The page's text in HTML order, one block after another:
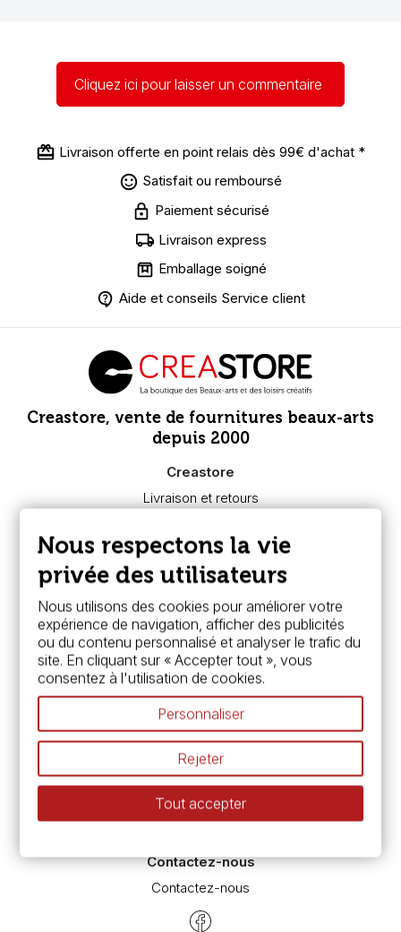
Cliquez ici pour laisser un commentaire
Livraison offerte en point relais dès 99€ d'achat *
Satisfait ou remboursé
Paiement sécurisé
Livraison express
Emballage soigné
Aide et conseils Service client
Creastore, vente de fournitures beaux-arts
depuis 2000
Creastore
Livraison et retours
Paiement sécurisé
FAQ
Boutique à Angers
Services
Carte fidélité & avantages
Chèque cadeau, bon cadeaux
Devis & bon de commande
Pass culture - mode d'emploi
Nos promotions en cours
Espace conseils
L’aquarelle en tubes ou en godets ?
Le vocabulaire technique de l’aquarelle
Différence entre peinture Fine et Extra-fine
Préparer une toile pour peinture à l'huile et acrylique
Contactez-nous
Contactez-nous
Nous respectons la vie
privée des utilisateurs
Nous utilisons des cookies pour améliorer votre
expérience de navigation, afficher des publicités
ou du contenu personnalisé et analyser le trafic du
site. En cliquant sur « Accepter tout », vous
consentez à l'utilisation de cookies.
Personnaliser
Rejeter
Tout accepter